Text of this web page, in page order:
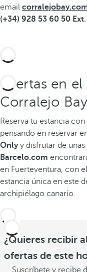
email
(+34) 928 53 60 50
Ofertas en
Corralejo
Reserva tu estancia
pensando en reservar
Onlyy disfrutar de
Barcelo.com
en Fuerteventura, con
estancia única en este
archipiélago canario.
¿Quieres recibir
ofertas de este
Suscríbete y recibe